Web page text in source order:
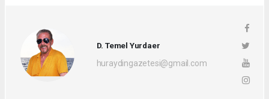
D. Temel Yurdaer
huraydingazetesi@gmail.com